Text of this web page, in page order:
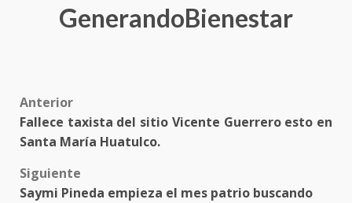
GenerandoBienestar
Post
navigation
Anterior
Fallece taxista del sitio Vicente Guerrero esto en
Santa María Huatulco.
Siguiente
Saymi Pineda empieza el mes patrio buscando